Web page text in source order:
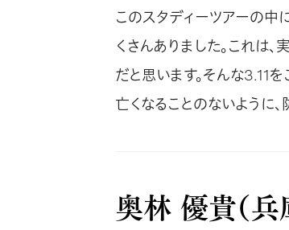
このスタディーツアーの中
くさんありました。これは
だと思います。そんな3.11
亡くなることのないように
奥林 優貴（兵